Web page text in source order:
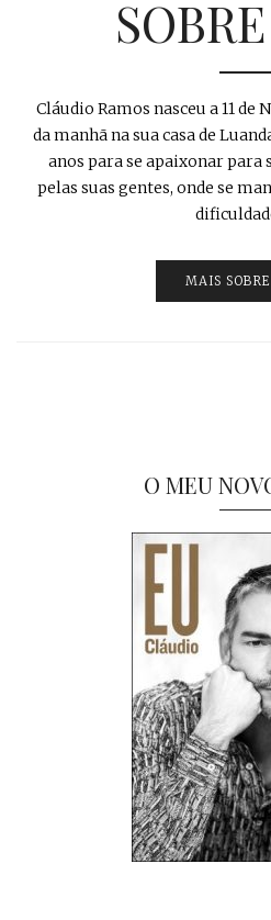
Cláudio Ramos nasceu a 11 de
da manhã na sua casa de
anos para se apaixonar
pelas suas gentes, onde se
MAIS
O MEU